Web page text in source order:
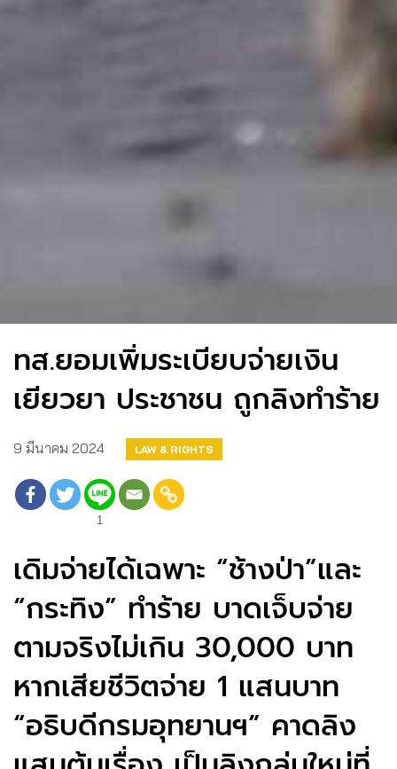
ทส.ยอมเพิ่มระเบียบจ่ายเงิน
เยียวยา ประชาชน ถูกลิงทำร้าย
9 มีนาคม 2024 LAW & RIGHTS
1
เดิมจ่ายได้เฉพาะ “ช้างป่า”และ
“กระทิง” ทำร้าย บาดเจ็บจ่าย
ตามจริงไม่เกิน 30,000 บาท
หากเสียชีวิตจ่าย 1 แสนบาท
“อธิบดีกรมอุทยานฯ” คาดลิง